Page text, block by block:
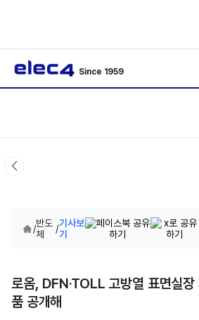
Since 1959
/반도
체
/기사보
기
로옴, DFN·TOLL 고방열 표면실장
품 공개해